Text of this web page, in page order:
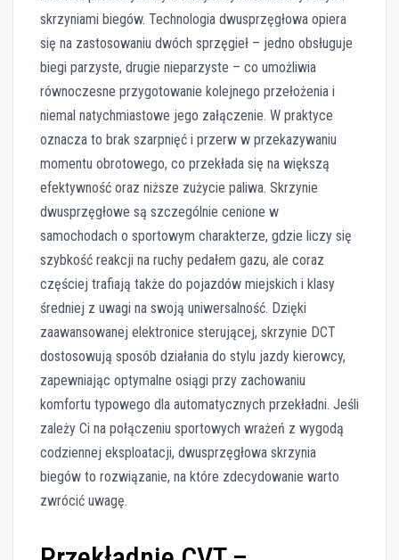
skrzyniami biegów. Technologia dwusprzęgłowa opiera
się na zastosowaniu dwóch sprzęgieł – jedno obsługuje
biegi parzyste, drugie nieparzyste – co umożliwia
równoczesne przygotowanie kolejnego przełożenia i
niemal natychmiastowe jego załączenie. W praktyce
oznacza to brak szarpnięć i przerw w przekazywaniu
momentu obrotowego, co przekłada się na większą
efektywność oraz niższe zużycie paliwa. Skrzynie
dwusprzęgłowe są szczególnie cenione w
samochodach o sportowym charakterze, gdzie liczy się
szybkość reakcji na ruchy pedałem gazu, ale coraz
częściej trafiają także do pojazdów miejskich i klasy
średniej z uwagi na swoją uniwersalność. Dzięki
zaawansowanej elektronice sterującej, skrzynie DCT
dostosowują sposób działania do stylu jazdy kierowcy,
zapewniając optymalne osiągi przy zachowaniu
komfortu typowego dla automatycznych przekładni. Jeśli
zależy Ci na połączeniu sportowych wrażeń z wygodą
codziennej eksploatacji, dwusprzęgłowa skrzynia
biegów to rozwiązanie, na które zdecydowanie warto
zwrócić uwagę.